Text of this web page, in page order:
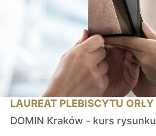
LAUREAT PLEBISCYTU ORŁY
DOMIN Kraków - kurs rysunku